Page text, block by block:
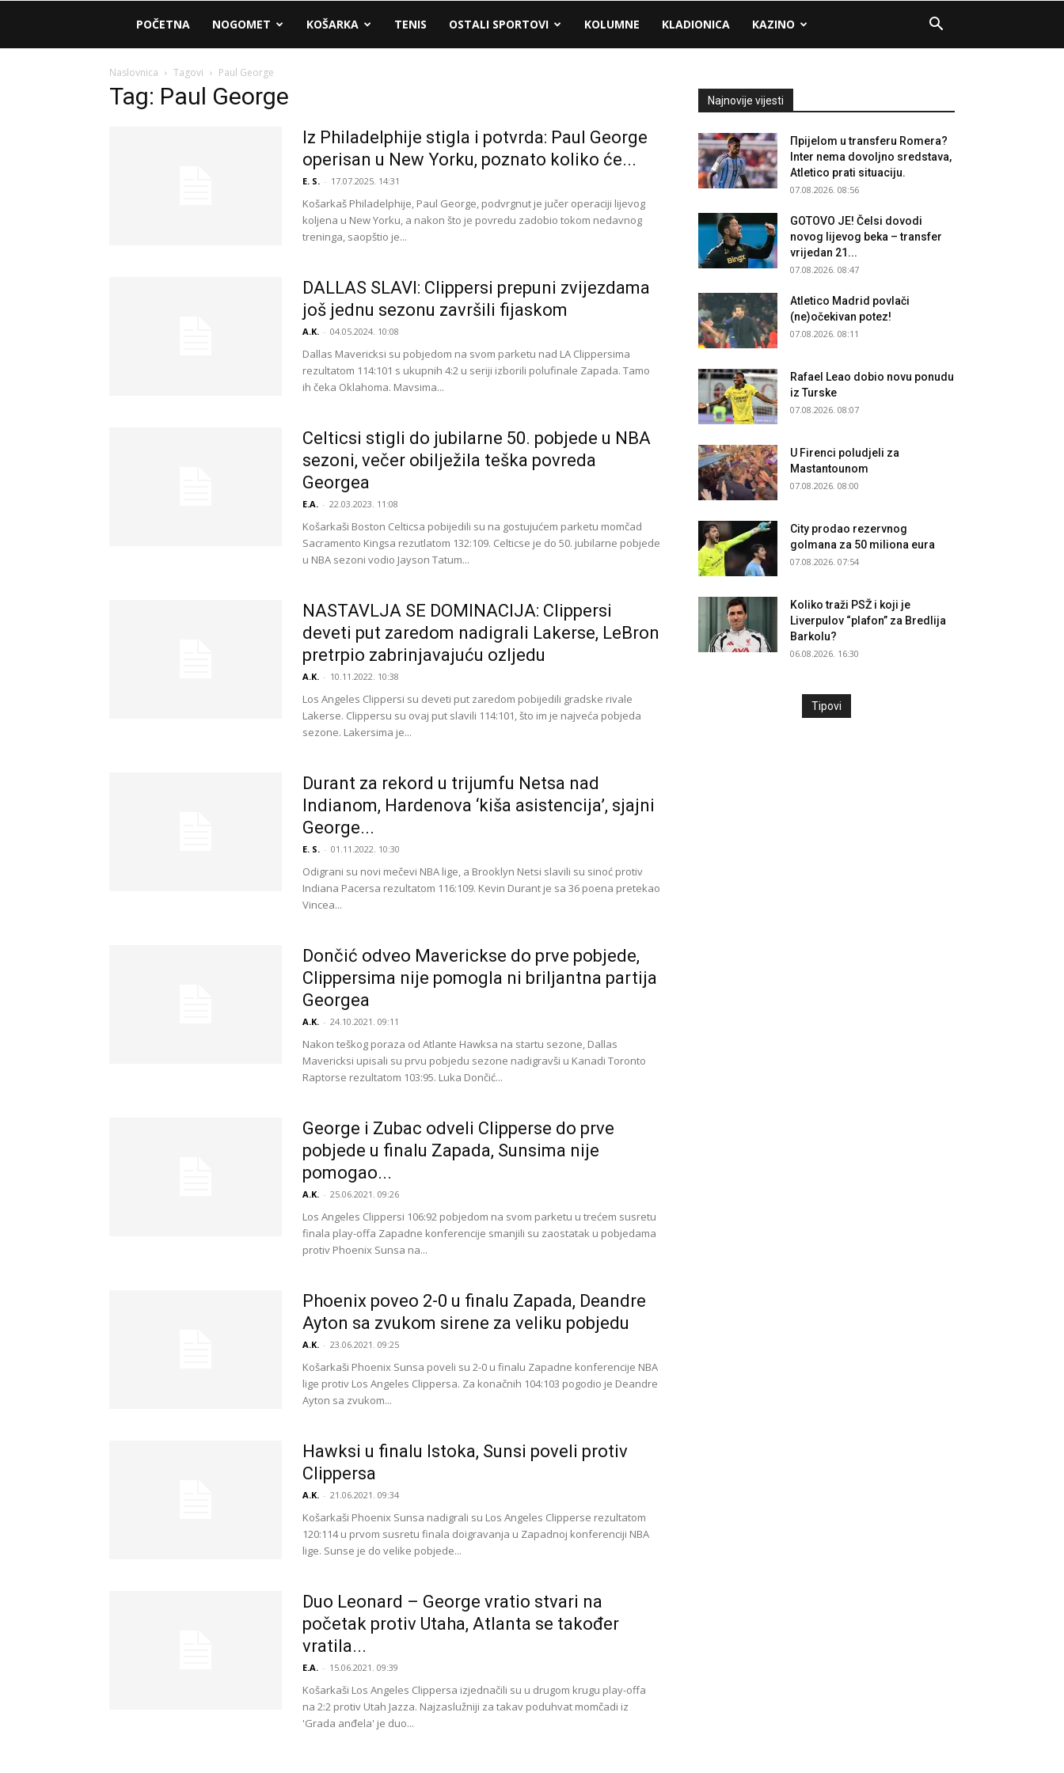
AM
Sport
POČETNA NOGOMET KOŠARKA TENIS OSTALI SPORTOVI KOLUMNE KLADIONICA KAZINO
Naslovnica Tagovi Paul George
Tag: Paul George
Iz Philadelphije stigla i potvrda: Paul George
operisan u New Yorku, poznato koliko će...
E. S. - 17.07.2025. 14:31
Košarkaš Philadelphije, Paul George, podvrgnut je jučer operaciji lijevog
koljena u New Yorku, a nakon što je povredu zadobio tokom nedavnog
treninga, saopštio je...
DALLAS SLAVI: Clippersi prepuni zvijezdama
još jednu sezonu završili fijaskom
A.K. - 04.05.2024. 10:08
Dallas Mavericksi su pobjedom na svom parketu nad LA Clippersima
rezultatom 114:101 s ukupnih 4:2 u seriji izborili polufinale Zapada. Tamo
ih čeka Oklahoma. Mavsima...
Celticsi stigli do jubilarne 50. pobjede u NBA
sezoni, večer obilježila teška povreda
Georgea
E.A. - 22.03.2023. 11:08
Košarkaši Boston Celticsa pobijedili su na gostujućem parketu momčad
Sacramento Kingsa rezutlatom 132:109. Celticse je do 50. jubilarne pobjede
u NBA sezoni vodio Jayson Tatum...
NASTAVLJA SE DOMINACIJA: Clippersi
deveti put zaredom nadigrali Lakerse, LeBron
pretrpio zabrinjavajuću ozljedu
A.K. - 10.11.2022. 10:38
Los Angeles Clippersi su deveti put zaredom pobijedili gradske rivale
Lakerse. Clippersu su ovaj put slavili 114:101, što im je najveća pobjeda
sezone. Lakersima je...
Durant za rekord u trijumfu Netsa nad
Indianom, Hardenova ‘kiša asistencija’, sjajni
George...
E. S. - 01.11.2022. 10:30
Odigrani su novi mečevi NBA lige, a Brooklyn Netsi slavili su sinoć protiv
Indiana Pacersa rezultatom 116:109. Kevin Durant je sa 36 poena pretekao
Vincea...
Dončić odveo Maverickse do prve pobjede,
Clippersima nije pomogla ni briljantna partija
Georgea
A.K. - 24.10.2021. 09:11
Nakon teškog poraza od Atlante Hawksa na startu sezone, Dallas
Mavericksi upisali su prvu pobjedu sezone nadigravši u Kanadi Toronto
Raptorse rezultatom 103:95. Luka Dončić...
George i Zubac odveli Clipperse do prve
pobjede u finalu Zapada, Sunsima nije
pomogao...
A.K. - 25.06.2021. 09:26
Los Angeles Clippersi 106:92 pobjedom na svom parketu u trećem susretu
finala play-offa Zapadne konferencije smanjili su zaostatak u pobjedama
protiv Phoenix Sunsa na...
Phoenix poveo 2-0 u finalu Zapada, Deandre
Ayton sa zvukom sirene za veliku pobjedu
A.K. - 23.06.2021. 09:25
Košarkaši Phoenix Sunsa poveli su 2-0 u finalu Zapadne konferencije NBA
lige protiv Los Angeles Clippersa. Za konačnih 104:103 pogodio je Deandre
Ayton sa zvukom...
Hawksi u finalu Istoka, Sunsi poveli protiv
Clippersa
A.K. - 21.06.2021. 09:34
Košarkaši Phoenix Sunsa nadigrali su Los Angeles Clipperse rezultatom
120:114 u prvom susretu finala doigravanja u Zapadnoj konferenciji NBA
lige. Sunse je do velike pobjede...
Duo Leonard – George vratio stvari na
početak protiv Utaha, Atlanta se također
vratila...
E.A. - 15.06.2021. 09:39
Košarkaši Los Angeles Clippersa izjednačili su u drugom krugu play-offa
na 2:2 protiv Utah Jazza. Najzaslužniji za takav poduhvat momčadi iz
'Grada anđela' je duo...
Najnovije vijesti
Прijelom u transferu Romera?
Inter nema dovoljno sredstava,
Atletico prati situaciju.
07.08.2026. 08:56
GOTOVO JE! Čelsi dovodi
novog lijevog beka – transfer
vrijedan 21...
07.08.2026. 08:47
Atletico Madrid povlači
(ne)očekivan potez!
07.08.2026. 08:11
Rafael Leao dobio novu ponudu
iz Turske
07.08.2026. 08:07
U Firenci poludjeli za
Mastantounom
07.08.2026. 08:00
City prodao rezervnog
golmana za 50 miliona eura
07.08.2026. 07:54
Koliko traži PSŽ i koji je
Liverpulov “plafon” za Bredlija
Barkolu?
06.08.2026. 16:30
Tipovi